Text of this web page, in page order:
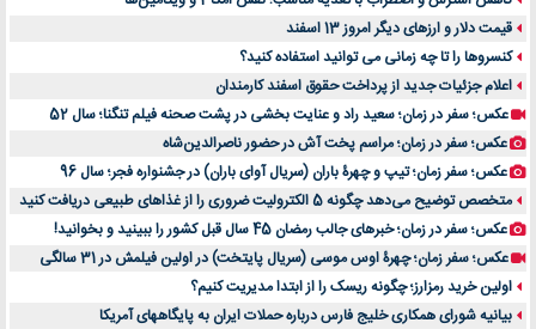
قیمت دلار و ارزهای دیگر امروز 13 اسفند
کنسروها را تا چه زمانی می توانید استفاده کنید؟
اعلام جزئیات جدید از پرداخت حقوق اسفند کارمندان
عکس؛ سفر در زمان؛ سعید راد و عنایت بخشی در پشت صحنه فیلم تنگنا؛ سال 52
عکس؛ سفر در زمان؛ مراسم پخت آش در حضور ناصرالدین‌شاه
عکس؛ سفر زمان؛ تیپ و چهرۀ باران (سریال آوای باران) در جشنواره فجر؛ سال 96
متخصص توضیح می‌دهد چگونه 5 الکترولیت ضروری را از غذاهای طبیعی دریافت کنید
عکس؛ سفر در زمان؛ خبرهای جالب رمضان 45 سال قبل کشور را ببینید و بخوانید!
عکس؛ سفر زمان؛ چهرۀ اوس موسی (سریال پایتخت) در اولین فیلمش در 31 سالگی
اولین خرید رمزارز؛ چگونه ریسک را از ابتدا مدیریت کنیم؟
بیانیه شورای همکاری خلیج فارس درباره حملات ایران به پایگاههای آمریکا